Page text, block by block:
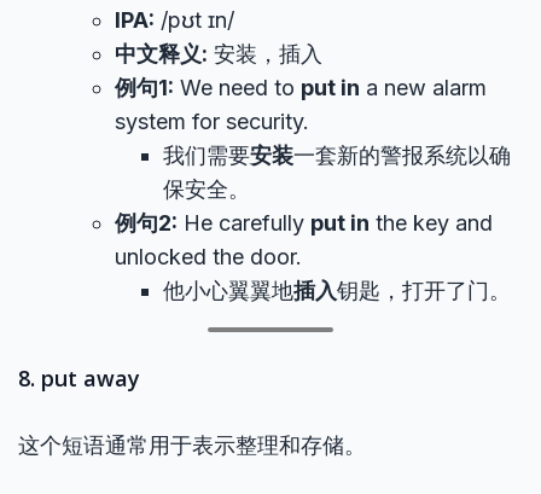
IPA: /pʊt ɪn/
中文释义: 安装，插入
例句1: We need to put in a new alarm
system for security.
我们需要安装一套新的警报系统以确
保安全。
例句2: He carefully put in the key and
unlocked the door.
他小心翼翼地插入钥匙，打开了门。
8. put away
这个短语通常用于表示整理和存储。